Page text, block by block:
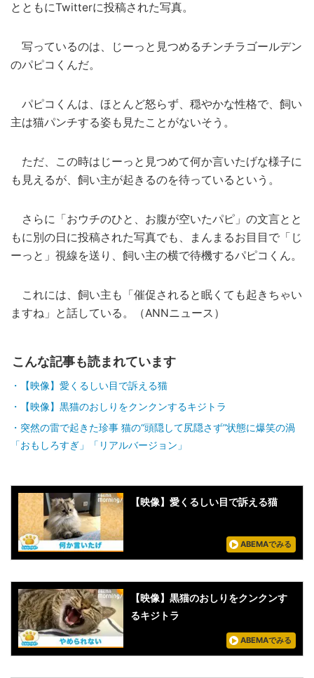
とともにTwitterに投稿された写真。
写っているのは、じーっと見つめるチンチラゴールデン
のパピコくんだ。
パピコくんは、ほとんど怒らず、穏やかな性格で、飼い
主は猫パンチする姿も見たことがないそう。
ただ、この時はじーっと見つめて何か言いたげな様子に
も見えるが、飼い主が起きるのを待っているという。
さらに「おウチのひと、お腹が空いたパピ」の文言とと
もに別の日に投稿された写真でも、まんまるお目目で「じ
ーっと」視線を送り、飼い主の横で待機するパピコくん。
これには、飼い主も「催促されると眠くても起きちゃい
ますね」と話している。（ANNニュース）
こんな記事も読まれています
【映像】愛くるしい目で訴える猫
【映像】黒猫のおしりをクンクンするキジトラ
突然の雷で起きた珍事 猫の“頭隠して尻隠さず”状態に爆笑の渦
「おもしろすぎ」「リアルバージョン」
【映像】愛くるしい目で訴える猫
ABEMAでみる
【映像】黒猫のおしりをクンクンす
るキジトラ
ABEMAでみる